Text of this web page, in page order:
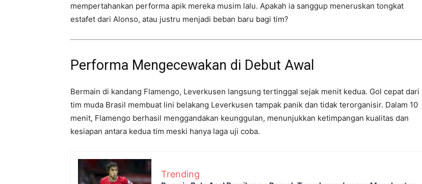
mempertahankan performa apik mereka musim lalu. Apakah ia sanggup meneruskan tongkat
estafet dari Alonso, atau justru menjadi beban baru bagi tim?
Performa Mengecewakan di Debut Awal
Bermain di kandang Flamengo, Leverkusen langsung tertinggal sejak menit kedua. Gol cepat dari
tim muda Brasil membuat lini belakang Leverkusen tampak panik dan tidak terorganisir. Dalam 10
menit, Flamengo berhasil menggandakan keunggulan, menunjukkan ketimpangan kualitas dan
kesiapan antara kedua tim meski hanya laga uji coba.
Trending